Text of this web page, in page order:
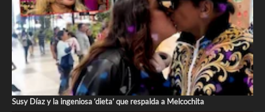
Susy Díaz y la ingeniosa ‘dieta’ que respalda a Melcochita